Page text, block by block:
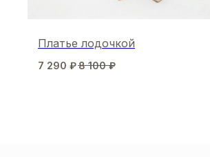
Платье лодочкой
7 290 ₽8 100 ₽